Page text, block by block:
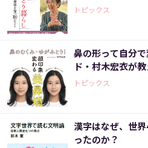
トピックス
鼻の形って自分
ド・村木宏衣が
トピックス
漢字はなぜ、世
ったのか？